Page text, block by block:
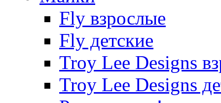
Fly взрослые
Fly детские
Troy Lee Designs
Troy Lee Designs